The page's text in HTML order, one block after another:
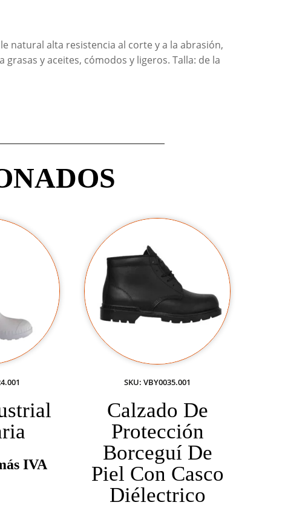
natural alta resistencia al corte y a la abrasión,
y aceites, cómodos y ligeros. Talla: de la
IVA
SKU: VBY0035.001
Calzado De
Protección
Borceguí De
Piel Con Casco
Diélectrico